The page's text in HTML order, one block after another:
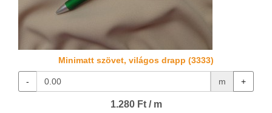
Minimatt szövet, világos drapp (3333)
- m +
1.280 Ft / m